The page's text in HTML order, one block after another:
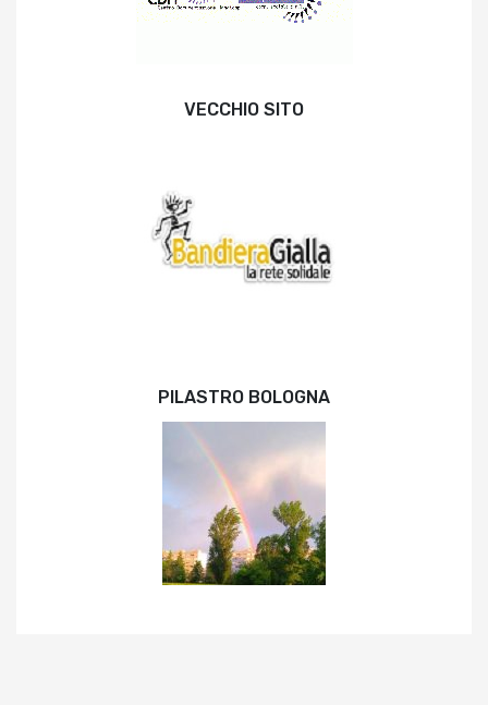
VECCHIO SITO
PILASTRO BOLOGNA